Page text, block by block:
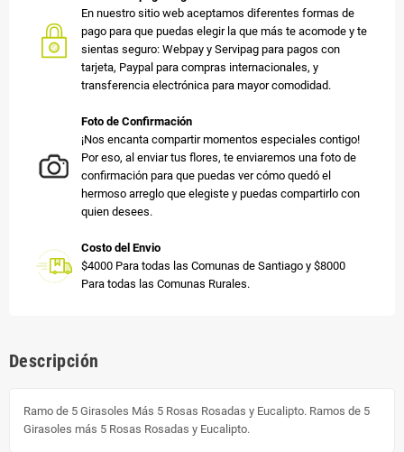
En nuestro sitio web aceptamos diferentes formas de
pago para que puedas elegir la que más te acomode y te
sientas seguro: Webpay y Servipag para pagos con
tarjeta, Paypal para compras internacionales, y
transferencia electrónica para mayor comodidad.
Foto de Confirmación
¡Nos encanta compartir momentos especiales contigo!
Por eso, al enviar tus flores, te enviaremos una foto de
confirmación para que puedas ver cómo quedó el
hermoso arreglo que elegiste y puedas compartirlo con
quien desees.
Costo del Envio
$4000 Para todas las Comunas de Santiago y $8000
Para todas las Comunas Rurales.
Descripción
Ramo de 5 Girasoles Más 5 Rosas Rosadas y Eucalipto. Ramos de 5
Girasoles más 5 Rosas Rosadas y Eucalipto.